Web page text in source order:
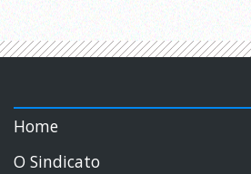
Home
O Sindicato